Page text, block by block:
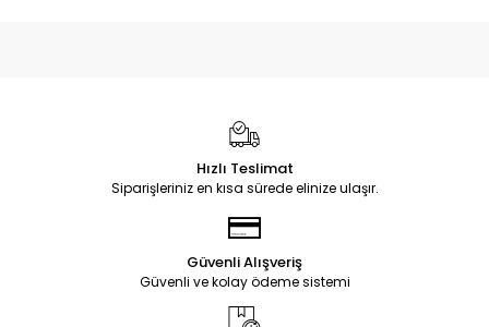
Hızlı Teslimat
Siparişleriniz en kısa sürede elinize ulaşır.
Güvenli Alışveriş
Güvenli ve kolay ödeme sistemi